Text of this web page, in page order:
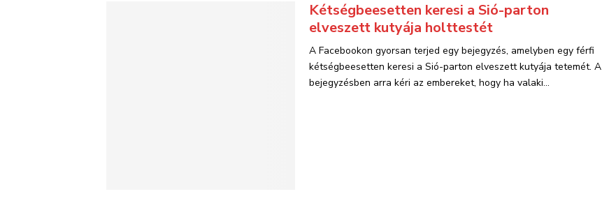
Kétségbeesetten keresi a Sió-parton
elveszett kutyája holttestét
A Facebookon gyorsan terjed egy bejegyzés, amelyben egy férfi
kétségbeesetten keresi a Sió-parton elveszett kutyája tetemét. A
bejegyzésben arra kéri az embereket, hogy ha valaki...